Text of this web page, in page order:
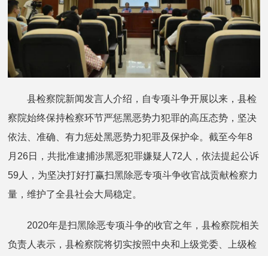
县检察院新闻发言人介绍，自专项斗争开展以来，县检
察院始终保持检察环节严惩黑恶势力犯罪的高压态势，坚决
依法、准确、有力惩处黑恶势力犯罪及保护伞。截至今年8
月26日，共批准逮捕涉黑恶犯罪嫌疑人72人，依法提起公诉
59人，为坚决打好打赢扫黑除恶专项斗争收官战贡献检察力
量，维护了全县社会大局稳定。
2020年是扫黑除恶专项斗争的收官之年，县检察院相关
负责人表示，县检察院将切实按照中央和上级党委、上级检